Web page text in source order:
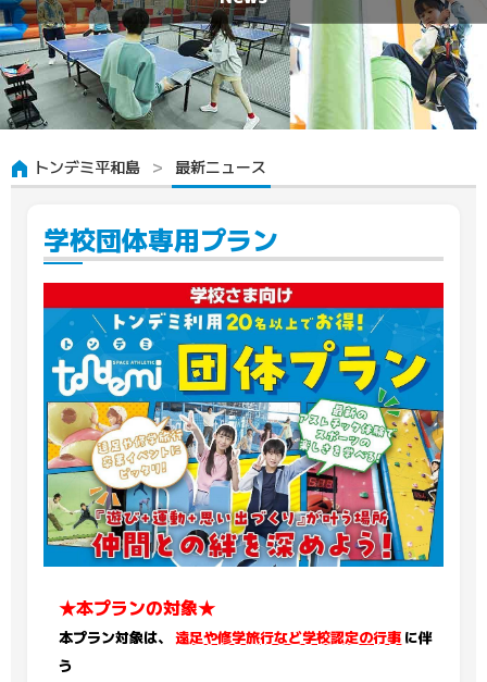
トンデミ平和島 最新ニュース
学校団体専用プラン
★本プランの対象★
本プラン対象は、 遠足や修学旅行など学校認定の行事 に伴
う